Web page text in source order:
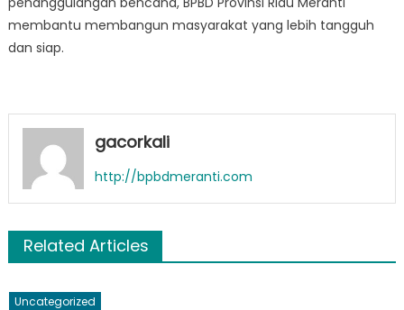
membantu membangun masyarakat yang lebih tangguh
dan siap.
gacorkali
http://bpbdmeranti.com
Related Articles
Uncategorized